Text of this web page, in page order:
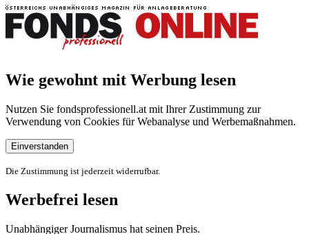
Wie gewohnt mit Werbung lesen
Nutzen Sie fondsprofessionell.at mit Ihrer Zustimmung zur
Verwendung von Cookies für Webanalyse und Werbemaßnahmen.
Einverstanden
Die Zustimmung ist jederzeit widerrufbar.
Werbefrei lesen
Unabhängiger Journalismus hat seinen Preis.